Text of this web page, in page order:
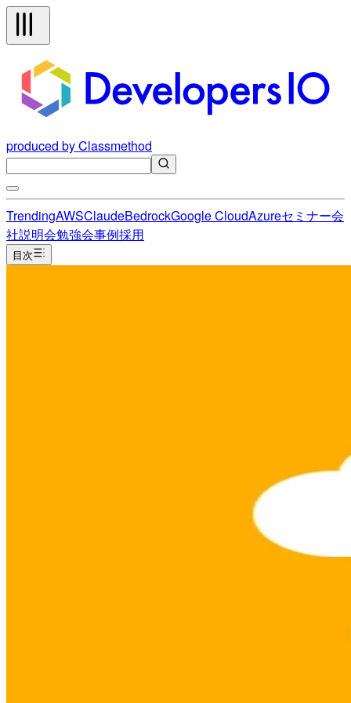
produced by Classmethod
TrendingAWSClaudeBedrockGoogle CloudAzureセミナー会
社説明会勉強会事例採用
目次